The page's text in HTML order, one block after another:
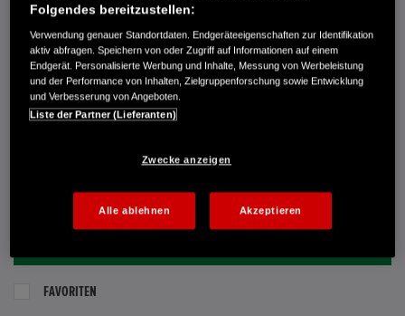
RUFEN SIE UNS AN:
06190/989570
Route planen
Händlerbestand anzeigen
E-MAIL-ANFRAGE
FAVORITEN
Folgendes bereitzustellen:
Verwendung genauer Standortdaten. Endgeräteeigenschaften zur Identifikation
aktiv abfragen. Speichern von oder Zugriff auf Informationen auf einem
Endgerät. Personalisierte Werbung und Inhalte, Messung von Werbeleistung
und der Performance von Inhalten, Zielgruppenforschung sowie Entwicklung
und Verbesserung von Angeboten.
Liste der Partner (Lieferanten)
Zwecke anzeigen
Alle ablehnen Akzeptieren